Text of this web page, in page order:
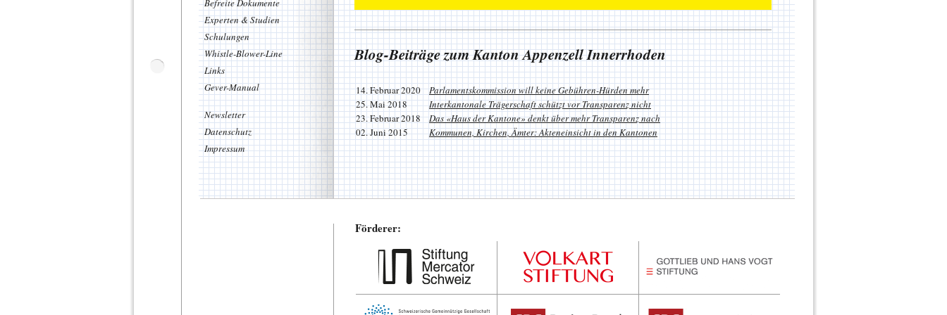
Befreite Dokumente
Experten & Studien
Schulungen
Whistle-Blower-Line
Links
Gever-Manual
Newsletter
Datenschutz
Impressum
Blog-Beiträge zum Kanton Appenzell Innerrhoden
14. Februar 2020
Parlamentskommission will keine Gebühren-Hürden mehr
25. Mai 2018
Interkantonale Trägerschaft schützt vor Transparenz nicht
23. Februar 2018
Das «Haus der Kantone» denkt über mehr Transparenz nach
02. Juni 2015
Kommunen, Kirchen, Ämter: Akteneinsicht in den Kantonen
Förderer: